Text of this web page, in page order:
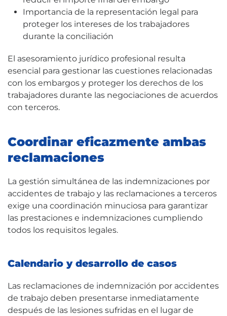
Importancia de la representación legal para
proteger los intereses de los trabajadores
durante la conciliación
El asesoramiento jurídico profesional resulta
esencial para gestionar las cuestiones relacionadas
con los embargos y proteger los derechos de los
trabajadores durante las negociaciones de acuerdos
con terceros.
Coordinar eficazmente ambas
reclamaciones
La gestión simultánea de las indemnizaciones por
accidentes de trabajo y las reclamaciones a terceros
exige una coordinación minuciosa para garantizar
las prestaciones e indemnizaciones cumpliendo
todos los requisitos legales.
Calendario y desarrollo de casos
Las reclamaciones de indemnización por accidentes
de trabajo deben presentarse inmediatamente
después de las lesiones sufridas en el lugar de